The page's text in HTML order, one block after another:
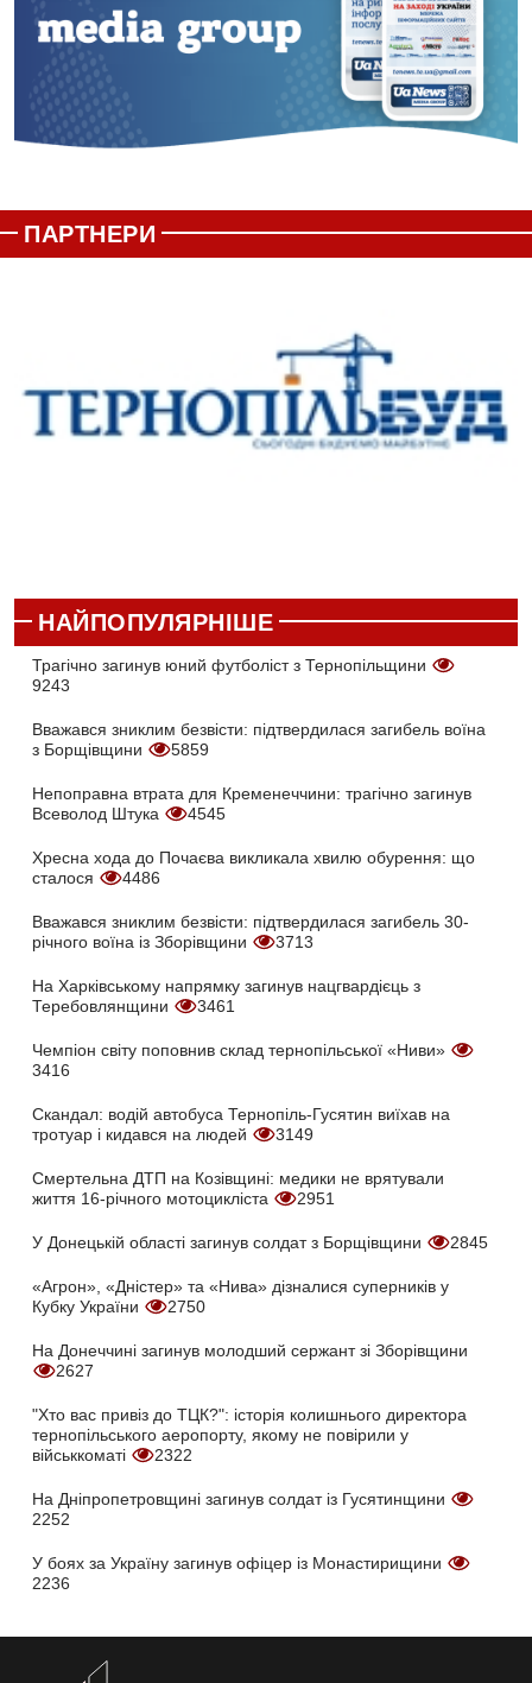
ПАРТНЕРИ
НАЙПОПУЛЯРНІШЕ
Трагічно загинув юний футболіст з Тернопільщини
9243
Вважався зниклим безвісти: підтвердилася загибель воїна
з Борщівщини
5859
Непоправна втрата для Кременеччини: трагічно загинув
Всеволод Штука
4545
Хресна хода до Почаєва викликала хвилю обурення: що
сталося
4486
Вважався зниклим безвісти: підтвердилася загибель 30-
річного воїна із Зборівщини
3713
На Харківському напрямку загинув нацгвардієць з
Теребовлянщини
3461
Чемпіон світу поповнив склад тернопільської «Ниви»
3416
Скандал: водій автобуса Тернопіль-Гусятин виїхав на
тротуар і кидався на людей
3149
Смертельна ДТП на Козівщині: медики не врятували
життя 16-річного мотоцикліста
2951
У Донецькій області загинув солдат з Борщівщини 2845
«Агрон», «Дністер» та «Нива» дізналися суперників у
Кубку України
2750
На Донеччині загинув молодший сержант зі Зборівщини
2627
"Хто вас привіз до ТЦК?": історія колишнього директора
тернопільського аеропорту, якому не повірили у
військкоматі
2322
На Дніпропетровщині загинув солдат із Гусятинщини
2252
У боях за Україну загинув офіцер із Монастирищини
2236